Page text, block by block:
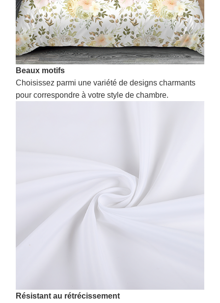
Beaux motifs
Choisissez parmi une variété de designs charmants
pour correspondre à votre style de chambre.
Résistant au rétrécissement